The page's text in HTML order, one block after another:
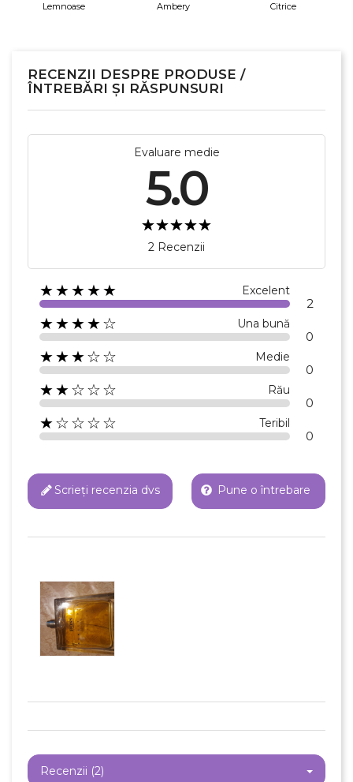
Lemnoase Ambery Citrice
RECENZII DESPRE PRODUSE /
ÎNTREBĂRI ȘI RĂSPUNSURI
Evaluare medie
5.0
2 Recenzii
★★★★★ Excelent
2
★★★★☆ Una bună
0
★★★☆☆ Medie
0
★★☆☆☆ Rău
0
★☆☆☆☆ Teribil
0
Scrieți recenzia dvs Pune o întrebare
Recenzii (2)